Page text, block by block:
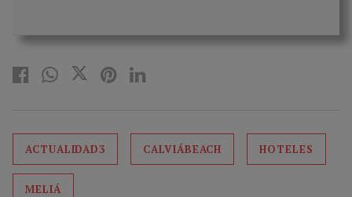
ACTUALIDAD3 CALVIÁBEACH HOTELES
MELIÁ